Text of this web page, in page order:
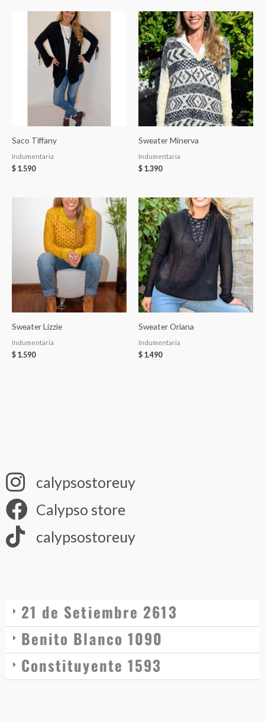
Saco Tiffany
Indumentaria
$ 1.590
Sweater Minerva
Indumentaria
$ 1.390
Sweater Lizzie
Indumentaria
$ 1.590
Sweater Oriana
Indumentaria
$ 1.490
calypsostoreuy
Calypso store
calypsostoreuy
21 de Setiembre 2613
Benito Blanco 1090
Constituyente 1593